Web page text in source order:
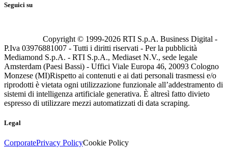
Seguici su
Copyright © 1999-2026 RTI S.p.A. Business Digital -
P.Iva 03976881007 - Tutti i diritti riservati - Per la pubblicità
Mediamond S.p.A. - RTI S.p.A., Mediaset N.V., sede legale
Amsterdam (Paesi Bassi) - Uffici Viale Europa 46, 20093 Cologno
Monzese (MI)Rispetto ai contenuti e ai dati personali trasmessi e/o
riprodotti è vietata ogni utilizzazione funzionale all’addestramento di
sistemi di intelligenza artificiale generativa. È altresì fatto divieto
espresso di utilizzare mezzi automatizzati di data scraping.
Legal
CorporatePrivacy PolicyCookie Policy